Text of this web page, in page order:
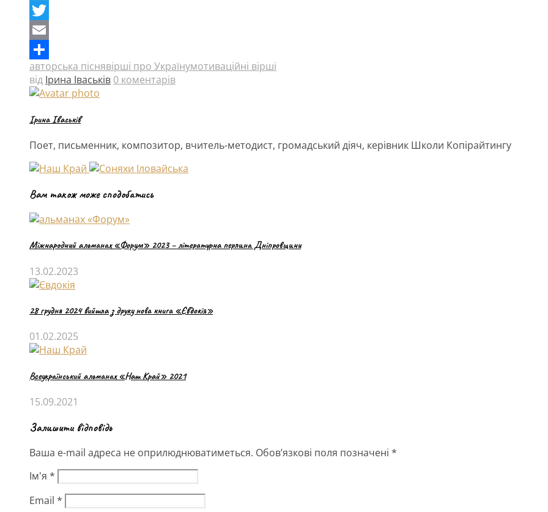
Telegram
Twitter
Email
Поділитися
авторська піснявірші про Українумотиваційні вірші
від Ірина Іваськів 0 коментарів
Ірина Іваськів
Поет, письменник, композитор, вчитель-методист, громадський діяч, керівник Школи Копірайтингу
Вам також може сподобатись
Міжнародний альманах «Форум» 2023 – літературна перлина Дніпровщини
13.02.2023
28 грудня 2024 вийшла з друку нова книга «Євдокія»
01.02.2025
Всеукраїнський альманах «Наш Край» 2021
15.09.2021
Залишити відповідь
Ваша e-mail адреса не оприлюднюватиметься. Обов’язкові поля позначені *
Ім'я *
Email *